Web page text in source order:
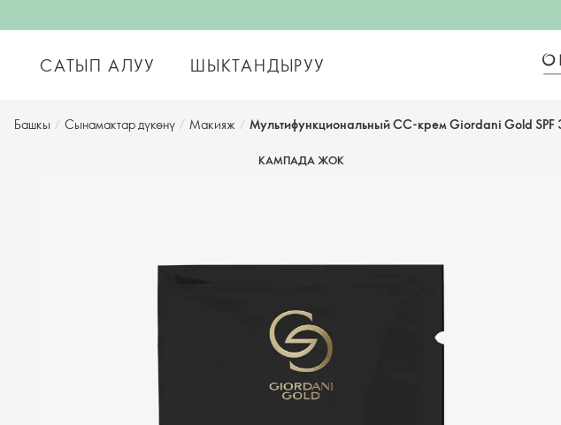
САТЫП АЛУУ ШЫКТАНДЫРУУ
Башкы / Сынамактар дүкөнү / Макияж / Мультифункциональный СС-крем Giordani Gold SPF
КАМПАДА ЖОК